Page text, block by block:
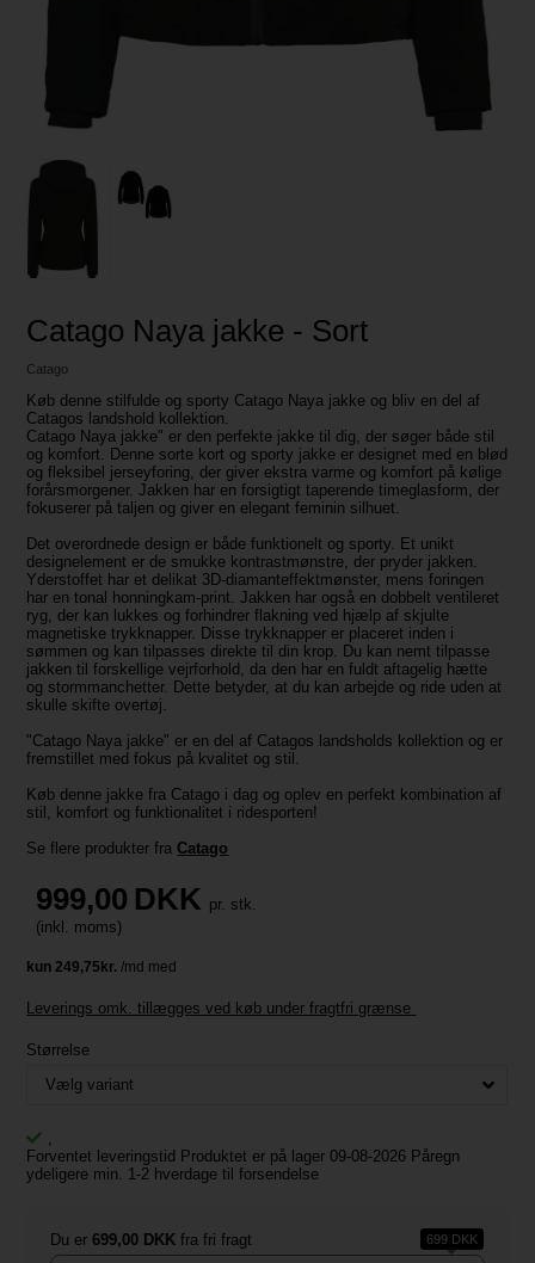
Catago Naya jakke - Sort
Catago
Køb denne stilfulde og sporty Catago Naya jakke og bliv en del af
Catagos landshold kollektion.
Catago Naya jakke" er den perfekte jakke til dig, der søger både stil
og komfort. Denne sorte kort og sporty jakke er designet med en blød
og fleksibel jerseyforing, der giver ekstra varme og komfort på kølige
forårsmorgener. Jakken har en forsigtigt taperende timeglasform, der
fokuserer på taljen og giver en elegant feminin silhuet.
Det overordnede design er både funktionelt og sporty. Et unikt
designelement er de smukke kontrastmønstre, der pryder jakken.
Yderstoffet har et delikat 3D-diamanteffektmønster, mens foringen
har en tonal honningkam-print. Jakken har også en dobbelt ventileret
ryg, der kan lukkes og forhindrer flakning ved hjælp af skjulte
magnetiske trykknapper. Disse trykknapper er placeret inden i
sømmen og kan tilpasses direkte til din krop. Du kan nemt tilpasse
jakken til forskellige vejrforhold, da den har en fuldt aftagelig hætte
og stormmanchetter. Dette betyder, at du kan arbejde og ride uden at
skulle skifte overtøj.
"Catago Naya jakke" er en del af Catagos landsholds kollektion og er
fremstillet med fokus på kvalitet og stil.
Køb denne jakke fra Catago i dag og oplev en perfekt kombination af
stil, komfort og funktionalitet i ridesporten!
Se flere produkter fra Catago
999,00 DKK pr. stk.
(inkl. moms)
Leverings omk. tillægges ved køb under fragtfri grænse
Størrelse
Forventet leveringstid Produktet er på lager 09-08-2026 Påregn
ydeligere min. 1-2 hverdage til forsendelse
Du er699,00 DKK fra fri fragt 699 DKK